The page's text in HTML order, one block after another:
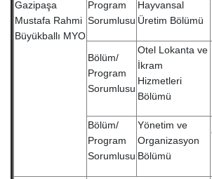
Gazipaşa
Mustafa Rahmi
Büyükballı MYO
Program
Sorumlusu
Hayvansal
Üretim Bölümü
Bölüm/
Program
Sorumlusu
Otel Lokanta ve
İkram
Hizmetleri
Bölümü
Bölüm/
Program
Sorumlusu
Yönetim ve
Organizasyon
Bölümü